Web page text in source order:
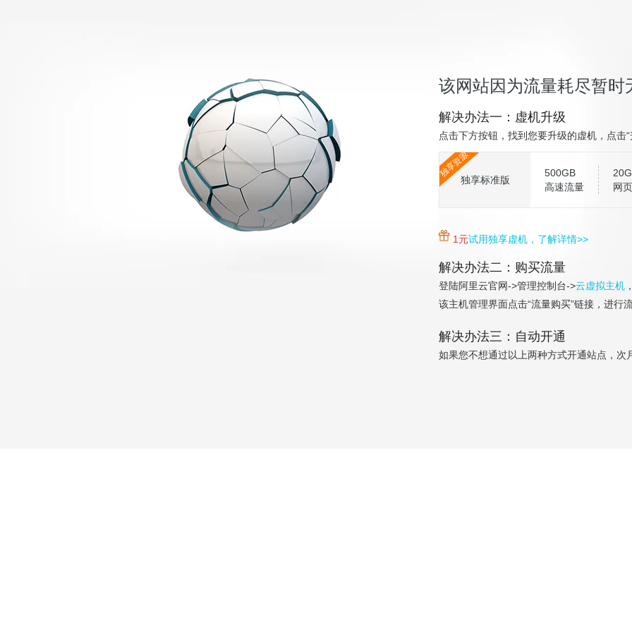
该网站因为流量耗尽暂时
解决办法一：虚机升级
点击下方按钮，找到您要升级的虚机，点击
独享资源
独享标准版
500GB
高速流量
网
1元试用独享虚机，了解详情>>
解决办法二：购买流量
登陆阿里云官网->管理控制台->云虚拟主机
该主机管理界面点击“流量购买”链接，进行
解决办法三：自动开通
如果您不想通过以上两种方式开通站点，次